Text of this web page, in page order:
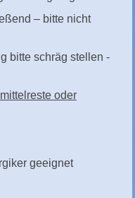
– bitte nicht
bitte schräg stellen -
oder
geeignet